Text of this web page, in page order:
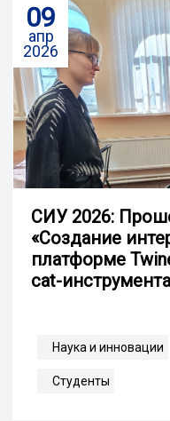
09
апр
2026
СИУ 2026:
«Создание
платформе
cat-
Наука и инновации
Студенты